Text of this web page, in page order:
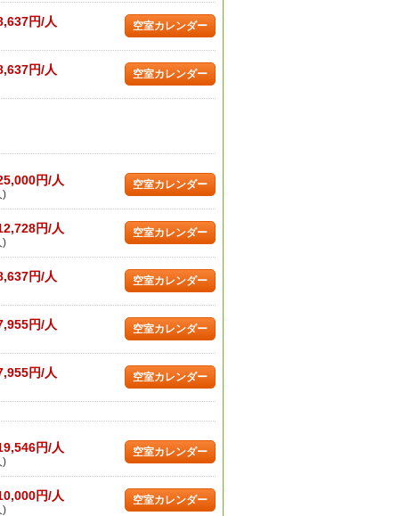
円/人 空室カレンダー
円/人 空室カレンダー
円/人
)
空室カレンダー
円/人
)
空室カレンダー
円/人 空室カレンダー
円/人 空室カレンダー
円/人 空室カレンダー
円/人
)
空室カレンダー
円/人
)
空室カレンダー